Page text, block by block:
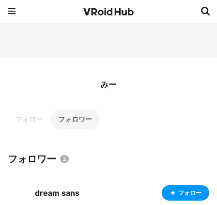
みー
フォロー フォロワー
フォロワー 2
dream sans フォロー